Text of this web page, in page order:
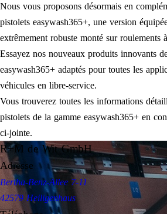
Nous vous proposons désormais en
pistolets easywash365+, une version
extrêmement robuste monté sur roulements
Essayez nos nouveaux produits innovants
easywash365+ adaptés pour toutes les
véhicules en libre-service.
Vous trouverez toutes les informations
pistolets de la gamme easywash365+ en
ci-jointe.
R+M de Wit GmbH
Adresse
Bertha-Benz-Allee 7-11
42579 Heiligenhaus